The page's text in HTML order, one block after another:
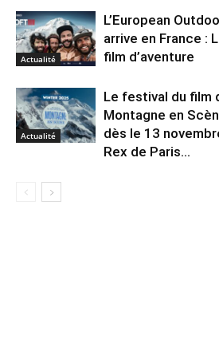
Actualité
L’European
arrive en France :
film d’aventure
Actualité
Le festival du film
Montagne en
dès le 13
Rex de Paris...